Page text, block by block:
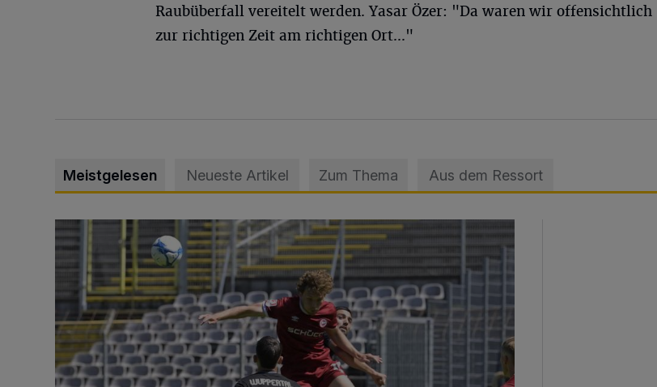
Raubüberfall vereitelt werden. Yasar Özer: "Da waren wir offensichtlich
zur richtigen Zeit am richtigen Ort..."
Meistgelesen Neueste Artikel Zum Thema Aus dem Ressort
WSV: Übertragung im Barmer Bahnhof und klare Ansage